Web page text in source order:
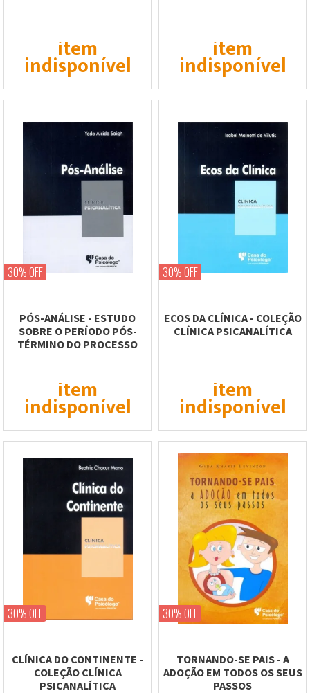
item
indisponível
item
indisponível
30% OFF
PÓS-ANÁLISE - ESTUDO
SOBRE O PERÍODO PÓS-
TÉRMINO DO PROCESSO
item
indisponível
30% OFF
ECOS DA CLÍNICA - COLEÇÃO
CLÍNICA PSICANALÍTICA
item
indisponível
30% OFF
CLÍNICA DO CONTINENTE -
COLEÇÃO CLÍNICA
PSICANALÍTICA
30% OFF
TORNANDO-SE PAIS - A
ADOÇÃO EM TODOS OS SEUS
PASSOS